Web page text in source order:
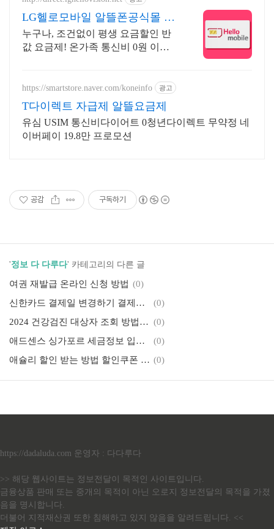
LG헬로모바일 알뜰폰공식몰 편
의점 유심, 이심 즉시개통
누구나, 조건없이 평생 요금할인 반
값 요금제! 온가족 통신비 0원 이벤
https://smartstore.naver.com/koneinfo 광고
T다이렉트 자급제 알뜰요금제
유심 USIM 통신비다이어트 0청년다이렉트 무약정 네
이버페이 19.8만 프로모션
공감 구독하기
'정보 다 다루다' 카테고리의 다른 글
여권 재발급 온라인 신청 방법 (0)
신한카드 결제일 변경하기 결제일별 이용기간 [모바일앱]
(0)
2024 건강검진 대상자 조회 방법, 검사 항목, 비용 (0)
애드센스 싱가포르 세금정보 입력하는 방법
(0)
애슐리 할인 받는 방법 할인쿠폰 어플 (0)
https://dadaluda.com 운영자 : 다다루다
>> 해당 웹사이트는 정보전달이 목적인 사이트입니다.
금융상품 판매 또는 중개의 목적이 아닌 오로지 정보전달의 목적을 가졌
음을 명시합니다.
더불어 지적재산권 또한 침해하고 있지 않음을 알려드립니다. <<